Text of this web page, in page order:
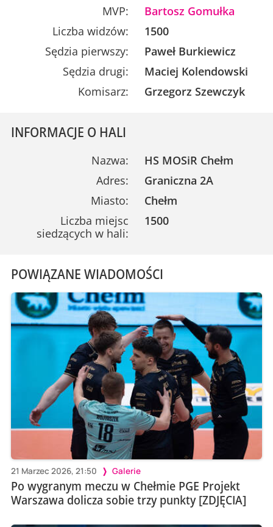
MVP:
Bartosz Gomułka
Liczba widzów:
1500
Sędzia pierwszy:
Paweł Burkiewicz
Sędzia drugi:
Maciej Kolendowski
Komisarz:
Grzegorz Szewczyk
INFORMACJE O HALI
Nazwa:
HS MOSiR Chełm
Adres:
Graniczna 2A
Miasto:
Chełm
Liczba miejsc
siedzących w hali:
1500
POWIĄZANE WIADOMOŚCI
21 Marzec 2026, 21:50 Galerie
Po wygranym meczu w Chełmie PGE Projekt
Warszawa dolicza sobie trzy punkty [ZDJĘCIA]